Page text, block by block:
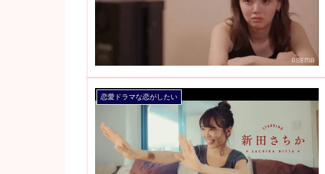
恋愛ドラマな恋がしたい